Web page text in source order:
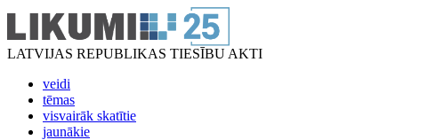
LATVIJAS REPUBLIKAS TIESĪBU AKTI
veidi
tēmas
visvairāk skatītie
jaunākie